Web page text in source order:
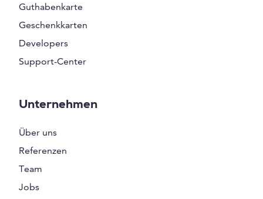
Guthabenkarte
Geschenkkarten
Developers
Support-Center
Unternehmen
Über uns
Referenzen
Team
Jobs